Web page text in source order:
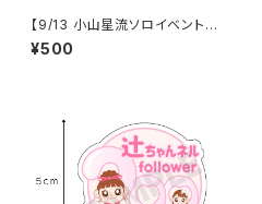
【9/13 小山星流ソロイベント】
スマホサイズステッカー
¥500